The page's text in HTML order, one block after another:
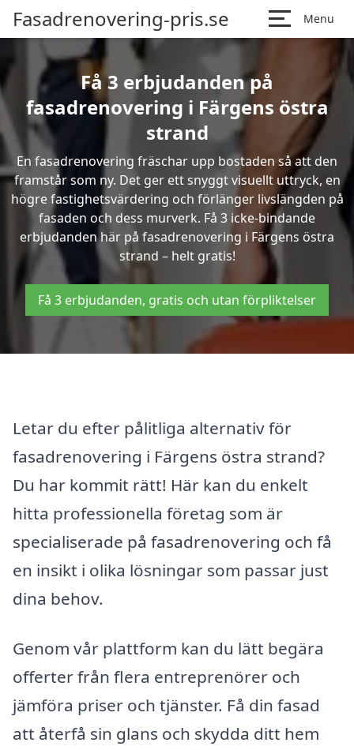
Fasadrenovering-pris.se Menu
Få 3 erbjudanden på
fasadrenovering i Färgens östra
strand
En fasadrenovering fräschar upp bostaden så att den
framstår som ny. Det ger ett snyggt visuellt uttryck, en
högre fastighetsvärdering och förlänger livslängden på
fasaden och dess murverk. Få 3 icke-bindande
erbjudanden här på fasadrenovering i Färgens östra
strand – helt gratis!
Få 3 erbjudanden, gratis och utan förpliktelser
Letar du efter pålitliga alternativ för
fasadrenovering i Färgens östra strand?
Du har kommit rätt! Här kan du enkelt
hitta professionella företag som är
specialiserade på fasadrenovering och få
en insikt i olika lösningar som passar just
dina behov.
Genom vår plattform kan du lätt begära
offerter från flera entreprenörer och
jämföra priser och tjänster. Få din fasad
att återfå sin glans och skydda ditt hem